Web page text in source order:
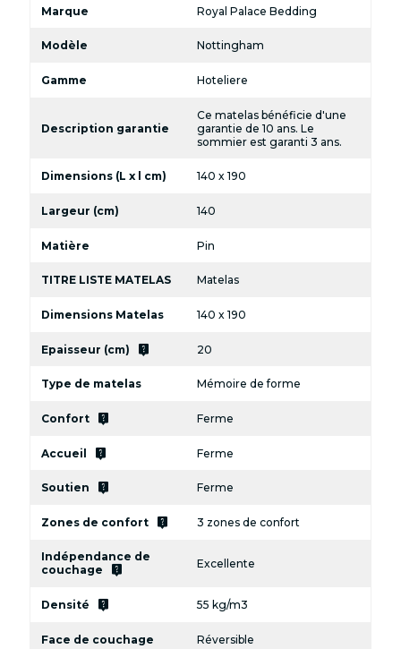
Marque Royal Palace Bedding
Modèle Nottingham
Gamme Hoteliere
Description garantie
Ce matelas bénéficie d'une
garantie de 10 ans. Le
sommier est garanti 3 ans.
Dimensions (L x l cm) 140 x 190
Largeur (cm) 140
Matière Pin
TITRE LISTE MATELAS Matelas
Dimensions Matelas 140 x 190
Epaisseur (cm) live_help 20
Type de matelas Mémoire de forme
Confort live_help Ferme
Accueil live_help Ferme
Soutien live_help Ferme
Zones de confort live_help 3 zones de confort
Indépendance de
couchage
live_help Excellente
Densité live_help 55 kg/m3
Face de couchage Réversible